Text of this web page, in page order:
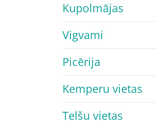
Kupolmājas
Vigvami
Picērija
Kemperu vietas
Telšu vietas